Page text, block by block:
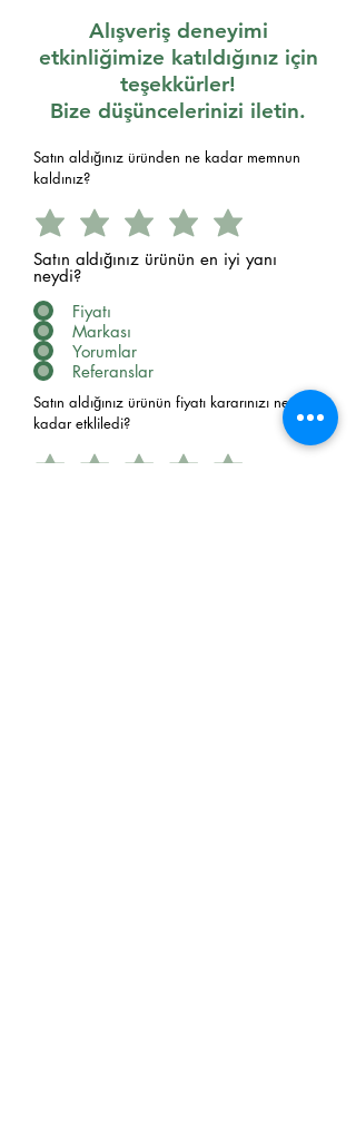
Alışveriş deneyimi
etkinliğimize katıldığınız için
teşekkürler!
Bize düşüncelerinizi iletin.
Satın aldığınız üründen ne kadar memnun
kaldınız?
Satın aldığınız ürünün en iyi yanı
neydi?
Fiyatı
Markası
Yorumlar
Referanslar
Satın aldığınız ürünün fiyatı kararınızı ne
kadar etkliledi?